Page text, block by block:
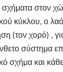
στον
κύκλου, ο
(τον χορό) ,
σύστημα
σχήμα και